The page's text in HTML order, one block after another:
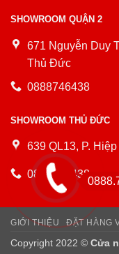
SHOWROOM QUẬN 2
671 Nguyễn Duy
Thủ Đức
0888746438
SHOWROOM THỦ ĐỨC
639 QL13, P.
0888746438
GIỚI THIỆU ĐẶT HÀNG
Copyright 2022 © Cửa